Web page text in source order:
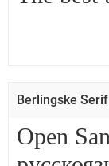
Berlingske Serif